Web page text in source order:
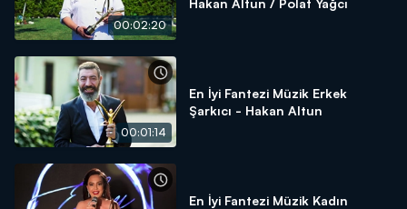
00:02:20
Hakan Altun / Polat Yağcı
00:01:14
En İyi Fantezi Müzik Erkek
Şarkıcı - Hakan Altun
En İyi Fantezi Müzik Kadın